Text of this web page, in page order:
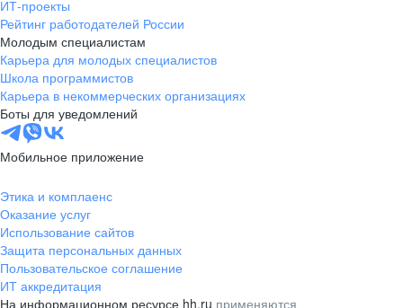
ИТ-проекты
Рейтинг работодателей России
Молодым специалистам
Карьера для молодых специалистов
Школа программистов
Карьера в некоммерческих организациях
Боты для уведомлений
Мобильное приложение
Этика и комплаенс
Оказание услуг
Использование сайтов
Защита персональных данных
Пользовательское соглашение
ИТ аккредитация
На информационном ресурсе hh.ru применяются